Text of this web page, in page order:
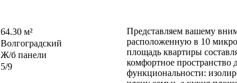
64.30 м²
Волгоградский
Ж/б панели
5/9
Представляем вашему
расположенную в 10
площадь квартиры
комфортное
функциональности: